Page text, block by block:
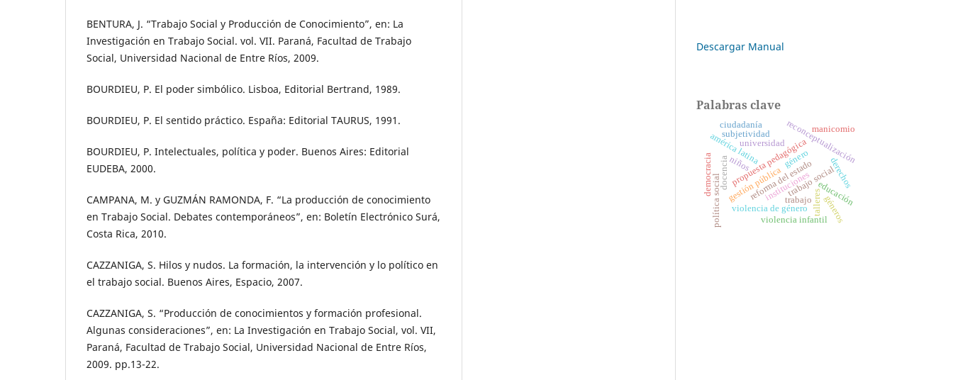
BENTURA, J. “Trabajo Social y Producción de Conocimiento”, en: La
Investigación en Trabajo Social. vol. VII. Paraná, Facultad de Trabajo
Social, Universidad Nacional de Entre Ríos, 2009.
BOURDIEU, P. El poder simbólico. Lisboa, Editorial Bertrand, 1989.
BOURDIEU, P. El sentido práctico. España: Editorial TAURUS, 1991.
BOURDIEU, P. Intelectuales, política y poder. Buenos Aires: Editorial
EUDEBA, 2000.
CAMPANA, M. y GUZMÁN RAMONDA, F. “La producción de conocimiento
en Trabajo Social. Debates contemporáneos”, en: Boletín Electrónico Surá,
Costa Rica, 2010.
CAZZANIGA, S. Hilos y nudos. La formación, la intervención y lo político en
el trabajo social. Buenos Aires, Espacio, 2007.
CAZZANIGA, S. “Producción de conocimientos y formación profesional.
Algunas consideraciones”, en: La Investigación en Trabajo Social, vol. VII,
Paraná, Facultad de Trabajo Social, Universidad Nacional de Entre Ríos,
2009. pp.13-22.
Descargar Manual
Palabras clave
talleres
trabajo social
propuesta pedagógica
instituciones
reconceptualización
américa latina
reforma del estado
gestión pública
violencia de género
violencia infantil
universidad
educación
docencia
política social
democracia
subjetividad
ciudadanía
género
manicomio
niños derechos
géneros
trabajo